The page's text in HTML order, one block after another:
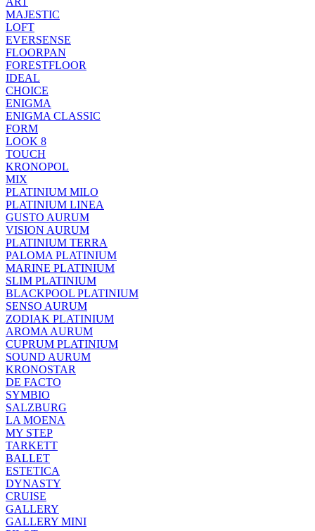
MAJESTIC
LOFT
EVERSENSE
FLOORPAN
FORESTFLOOR
IDEAL
CHOICE
ENIGMA
ENIGMA CLASSIC
FORM
LOOK 8
TOUCH
KRONOPOL
MIX
PLATINIUM MILO
PLATINIUM LINEA
GUSTO AURUM
VISION AURUM
PLATINIUM TERRA
PALOMA PLATINIUM
MARINE PLATINIUM
SLIM PLATINIUM
BLACKPOOL PLATINIUM
SENSO AURUM
ZODIAK PLATINIUM
AROMA AURUM
CUPRUM PLATINIUM
SOUND AURUM
KRONOSTAR
DE FACTO
SYMBIO
SALZBURG
LA MOENA
MY STEP
TARKETT
BALLET
ESTETICA
DYNASTY
CRUISE
GALLERY
GALLERY MINI